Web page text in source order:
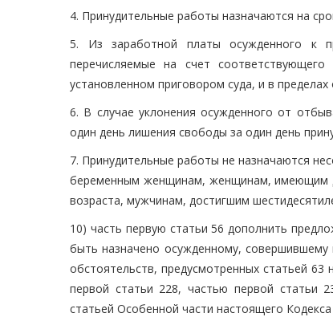
4. Принудительные работы назначаются на
5. Из заработной платы осужденного к
перечисляемые на счет соответствующего
установленном приговором суда, и в
6. В случае уклонения осужденного от
один день лишения свободы за один день
7. Принудительные работы не назначаются
беременным женщинам, женщинам, имеющим
возраста, мужчинам, достигшим
10) часть первую статьи 56 дополнить
быть назначено осужденному,
обстоятельств, предусмотренных статьей
первой статьи 228, частью первой статьи
статьей Особенной части настоящего